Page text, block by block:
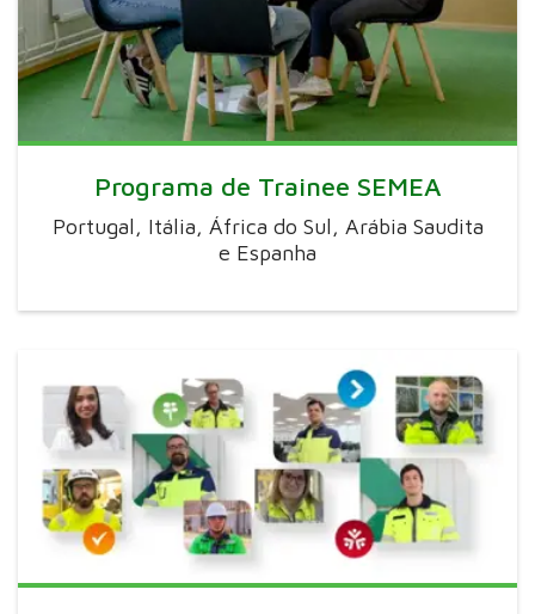
Programa de Trainee SEMEA
Portugal, Itália, África do Sul, Arábia Saudita
e Espanha